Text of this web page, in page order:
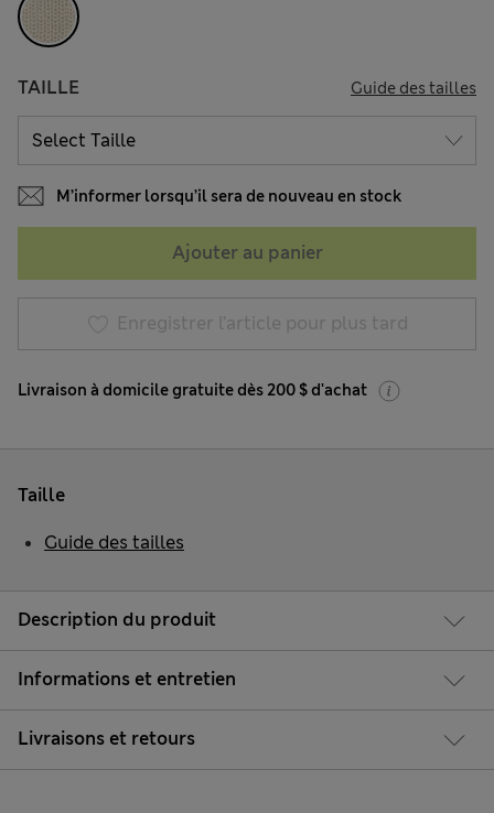
TAILLE Guide des tailles
M’informer lorsqu’il sera de nouveau en stock
Ajouter au panier
Enregistrer l’article pour plus tard
Livraison à domicile gratuite dès 200 $ d'achat
Description du produit
Informations et entretien
Livraisons et retours
Taille
Guide des tailles